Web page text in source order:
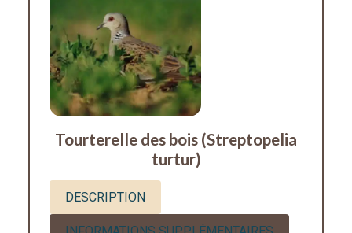
Tourterelle des bois (Streptopelia
turtur)
DESCRIPTION